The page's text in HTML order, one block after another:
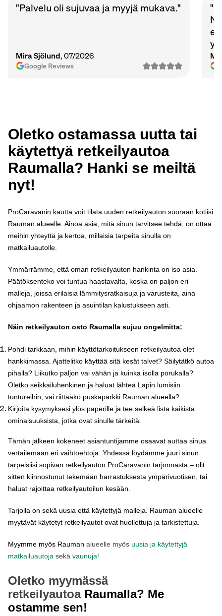
"Palvelu oli sujuvaa ja myyjä mukava."
Mira Sjölund, 07/2026
Google Reviews
Oletko ostamassa uutta tai
käytettyä retkeilyautoa
Raumalla? Hanki se meiltä
nyt!
ProCaravanin kautta voit tilata uuden retkeilyauton suoraan kotiisi
Rauman alueelle. Ainoa asia, mitä sinun tarvitsee tehdä, on ottaa
meihin yhteyttä ja kertoa, millaisia tarpeita sinulla on
matkailuautolle.
Ymmärrämme, että oman retkeilyauton hankinta on iso asia.
Päätöksenteko voi tuntua haastavalta, koska on paljon eri
malleja, joissa erilaisia lämmitysratkaisuja ja varusteita, aina
ohjaamon rakenteen ja asuintilan kalustukseen asti.
Näin retkeilyauton osto Raumalla sujuu ongelmitta:
Pohdi tarkkaan, mihin käyttötarkoitukseen retkeilyautoa olet
hankkimassa. Ajattelitko käyttää sitä kesät talvet? Säilytätkö autoa
pihalla? Liikutko paljon vai vähän ja kuinka isolla porukalla?
Oletko seikkailuhenkinen ja haluat lähteä Lapin lumisiin
tuntureihin, vai riittääkö puskaparkki Rauman alueella?
Kirjoita kysymyksesi ylös paperille ja tee selkeä lista kaikista
ominaisuuksista, jotka ovat sinulle tärkeitä.
Tämän jälkeen kokeneet asiantuntijamme osaavat auttaa sinua
vertailemaan eri vaihtoehtoja. Yhdessä löydämme juuri sinun
tarpeisiisi sopivan retkeilyauton ProCaravanin tarjonnasta – olit
sitten kiinnostunut tekemään harrastuksesta ympärivuotisen, tai
haluat rajoittaa retkeilyautoilun kesään.
Tarjolla on sekä uusia että käytettyjä malleja. Rauman alueelle
myytävät käytetyt retkeilyautot ovat huollettuja ja tarkistettuja.
Myymme myös Rauman alueelle myös uusia ja käytettyjä
matkailuautoja sekä vaunuja!
Oletko myymässä
retkeilyautoa Raumalla? Me
ostamme sen!